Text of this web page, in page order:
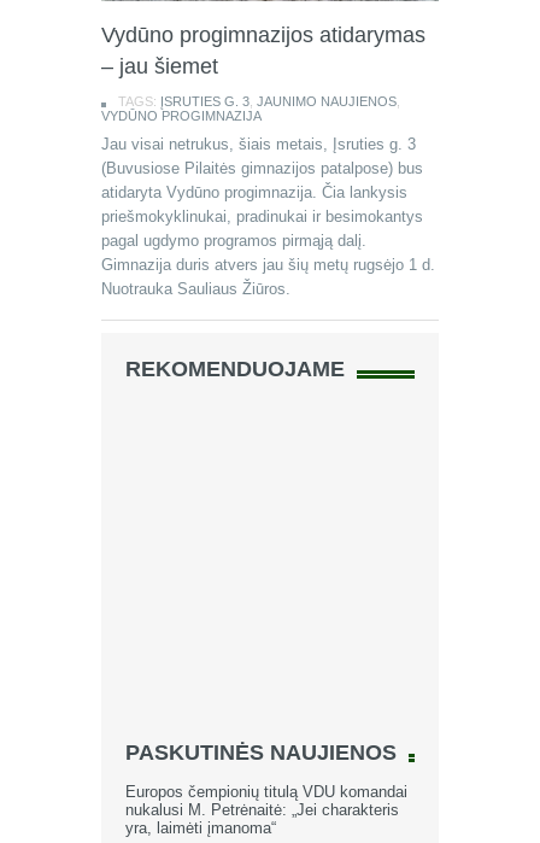
Vydūno progimnazijos atidarymas
– jau šiemet
TAGS: ĮSRUTIES G. 3 JAUNIMO NAUJIENOS
VYDŪNO PROGIMNAZIJA
Jau visai netrukus, šiais metais, Įsruties g. 3
(Buvusiose Pilaitės gimnazijos patalpose) bus
atidaryta Vydūno progimnazija. Čia lankysis
priešmokyklinukai, pradinukai ir besimokantys
pagal ugdymo programos pirmąją dalį.
Gimnazija duris atvers jau šių metų rugsėjo 1 d.
Nuotrauka Sauliaus Žiūros.
REKOMENDUOJAME
PASKUTINĖS NAUJIENOS
Europos čempionių titulą VDU komandai
nukalusi M. Petrėnaitė: „Jei charakteris
yra, laimėti įmanoma“